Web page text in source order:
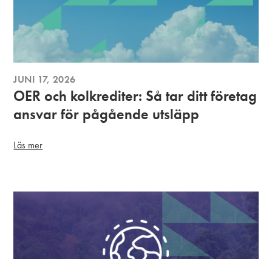
JUNI 17, 2026
OER och kolkrediter: Så tar ditt företag
ansvar för pågående utsläpp
Läs mer